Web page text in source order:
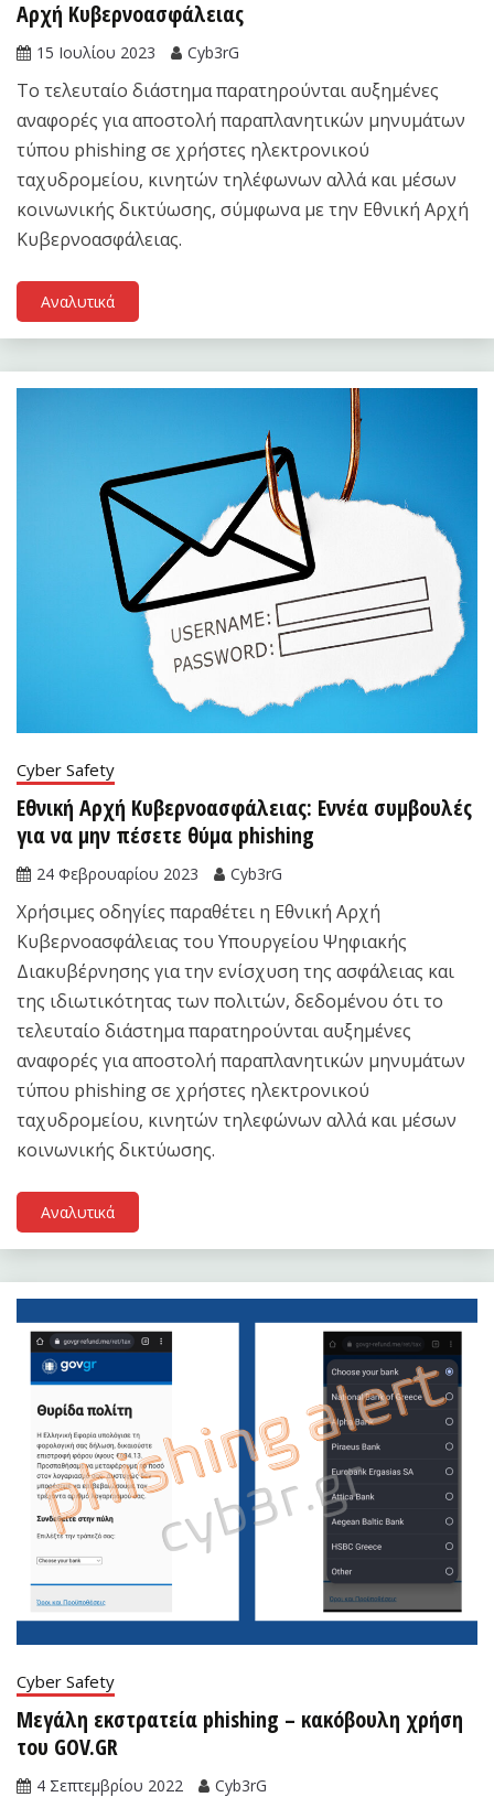
Αρχή Κυβερνοασφάλειας
15 Ιουλίου 2023 Cyb3rG
Το τελευταίο διάστημα παρατηρούνται αυξημένες
αναφορές για αποστολή παραπλανητικών μηνυμάτων
τύπου phishing σε χρήστες ηλεκτρονικού
ταχυδρομείου, κινητών τηλέφωνων αλλά και μέσων
κοινωνικής δικτύωσης, σύμφωνα με την Εθνική Αρχή
Κυβερνοασφάλειας.
Αναλυτικά
Cyber Safety
Εθνική Αρχή Κυβερνοασφάλειας: Εννέα συμβουλές
για να μην πέσετε θύμα phishing
24 Φεβρουαρίου 2023 Cyb3rG
Χρήσιμες οδηγίες παραθέτει η Εθνική Αρχή
Κυβερνοασφάλειας του Υπουργείου Ψηφιακής
Διακυβέρνησης για την ενίσχυση της ασφάλειας και
της ιδιωτικότητας των πολιτών, δεδομένου ότι το
τελευταίο διάστημα παρατηρούνται αυξημένες
αναφορές για αποστολή παραπλανητικών μηνυμάτων
τύπου phishing σε χρήστες ηλεκτρονικού
ταχυδρομείου, κινητών τηλεφώνων αλλά και μέσων
κοινωνικής δικτύωσης.
Αναλυτικά
Cyber Safety
Μεγάλη εκστρατεία phishing – κακόβουλη χρήση
του GOV.GR
4 Σεπτεμβρίου 2022 Cyb3rG